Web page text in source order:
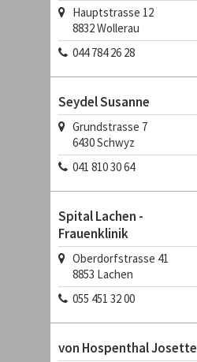
Hauptstrasse 12
8832Wollerau
044 784 26 28
Seydel Susanne
Grundstrasse 7
6430Schwyz
041 810 30 64
Spital Lachen -
Frauenklinik
Oberdorfstrasse 41
8853 Lachen
055 451 32 00
von Hospenthal Josette